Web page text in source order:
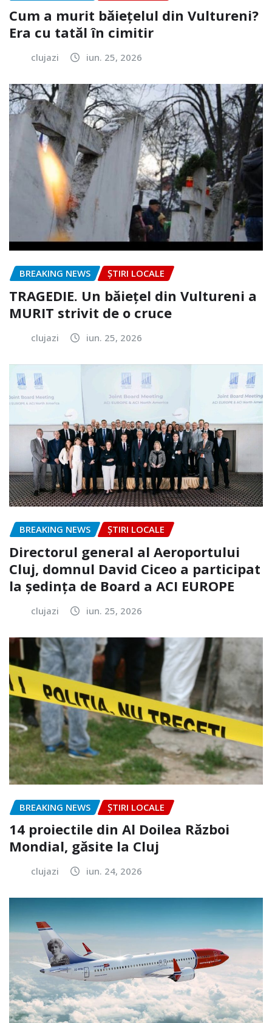
Cum a murit băiețelul din Vultureni?
Era cu tatăl în cimitir
clujazi iun. 25, 2026
BREAKING NEWS ȘTIRI LOCALE
TRAGEDIE. Un băiețel din Vultureni a
MURIT strivit de o cruce
clujazi iun. 25, 2026
BREAKING NEWS ȘTIRI LOCALE
Directorul general al Aeroportului
Cluj, domnul David Ciceo a participat
la ședința de Board a ACI EUROPE
clujazi iun. 25, 2026
BREAKING NEWS ȘTIRI LOCALE
14 proiectile din Al Doilea Război
Mondial, găsite la Cluj
clujazi iun. 24, 2026